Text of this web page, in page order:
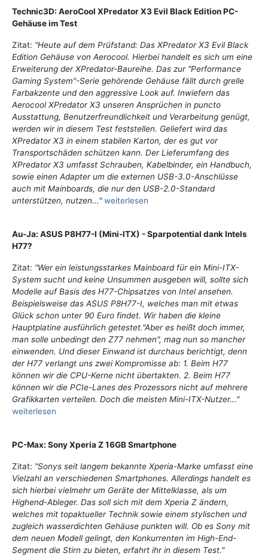
Technic3D: AeroCool XPredator X3 Evil Black Edition PC-
Gehäuse im Test
Zitat: "Heute auf dem Prüfstand: Das XPredator X3 Evil Black
Edition Gehäuse von Aerocool. Hierbei handelt es sich um eine
Erweiterung der XPredator-Baureihe. Das zur "Performance
Gaming System"-Serie gehörende Gehäuse fällt durch grelle
Farbakzente und den aggressive Look auf. Inwiefern das
Aerocool XPredator X3 unseren Ansprüchen in puncto
Ausstattung, Benutzerfreundlichkeit und Verarbeitung genügt,
werden wir in diesem Test feststellen. Geliefert wird das
XPredator X3 in einem stabilen Karton, der es gut vor
Transportschäden schützen kann. Der Lieferumfang des
XPredator X3 umfasst Schrauben, Kabelbinder, ein Handbuch,
sowie einen Adapter um die externen USB-3.0-Anschlüsse
auch mit Mainboards, die nur den USB-2.0-Standard
unterstützen, nutzen..." weiterlesen
Au-Ja: ASUS P8H77-I (Mini-ITX) - Sparpotential dank Intels
H77?
Zitat: "Wer ein leistungsstarkes Mainboard für ein Mini-ITX-
System sucht und keine Unsummen ausgeben will, sollte sich
Modelle auf Basis des H77-Chipsatzes von Intel ansehen.
Beispielsweise das ASUS P8H77-I, welches man mit etwas
Glück schon unter 90 Euro findet. Wir haben die kleine
Hauptplatine ausführlich getestet."Aber es heißt doch immer,
man solle unbedingt den Z77 nehmen", mag nun so mancher
einwenden. Und dieser Einwand ist durchaus berichtigt, denn
der H77 verlangt uns zwei Kompromisse ab: 1. Beim H77
können wir die CPU-Kerne nicht übertakten. 2. Beim H77
können wir die PCIe-Lanes des Prozessors nicht auf mehrere
Grafikkarten verteilen. Doch die meisten Mini-ITX-Nutzer..."
weiterlesen
PC-Max: Sony Xperia Z 16GB Smartphone
Zitat: "Sonys seit langem bekannte Xperia-Marke umfasst eine
Vielzahl an verschiedenen Smartphones. Allerdings handelt es
sich hierbei vielmehr um Geräte der Mittelklasse, als um
Highend-Ableger. Das soll sich mit dem Xperia Z ändern,
welches mit topaktueller Technik sowie einem stylischen und
zugleich wasserdichten Gehäuse punkten will. Ob es Sony mit
dem neuen Modell gelingt, den Konkurrenten im High-End-
Segment die Stirn zu bieten, erfahrt ihr in diesem Test."